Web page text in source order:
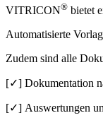
VITRICON® bietet
Automatisierte
Zudem sind alle
[✓] Dokumentation
[✓] Auswertungen